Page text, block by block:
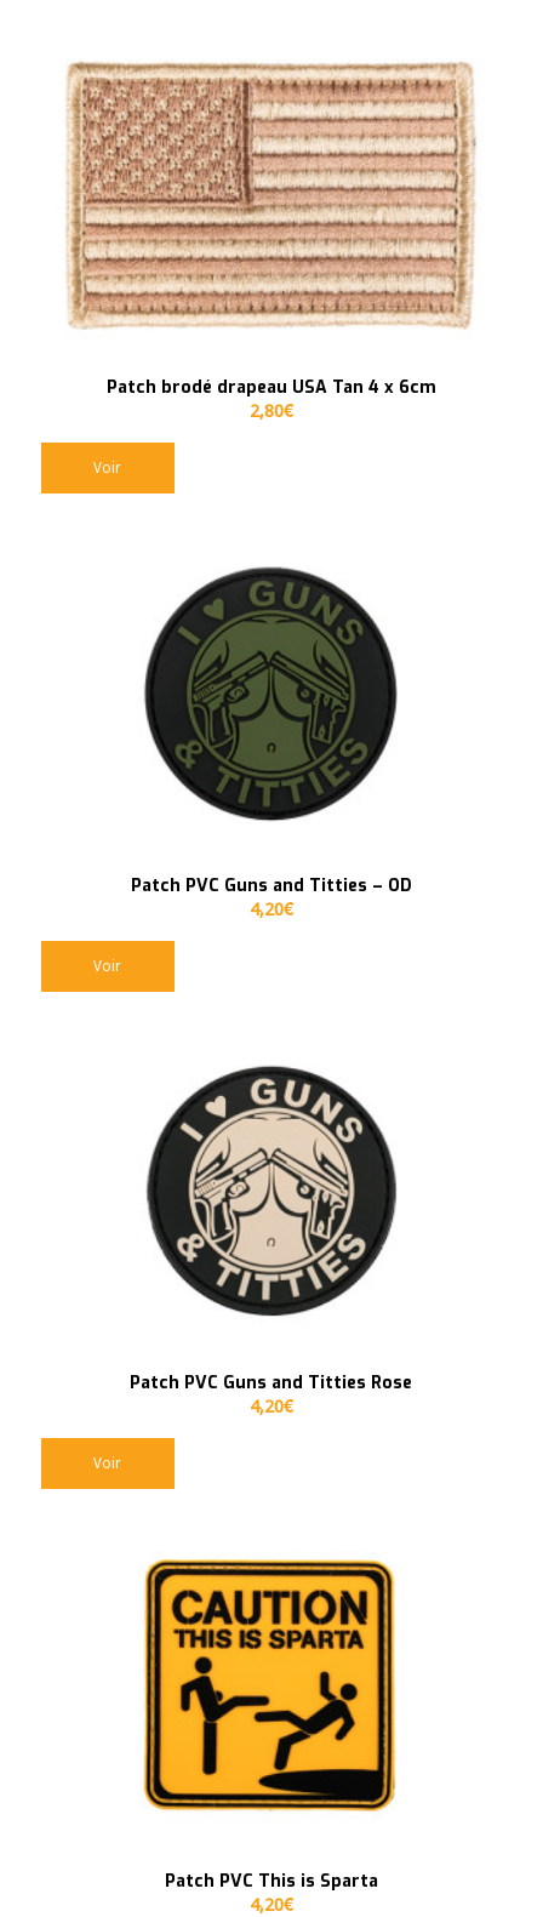
Patch brodé drapeau USA Tan 4 x 6cm
2,80€
Voir
Patch PVC Guns and Titties – OD
4,20€
Voir
Patch PVC Guns and Titties Rose
4,20€
Voir
Patch PVC This is Sparta
4,20€